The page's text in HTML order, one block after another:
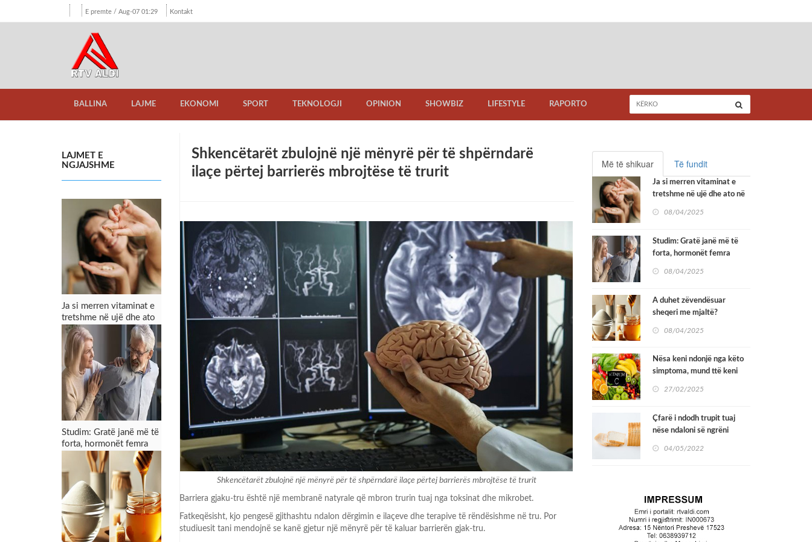
E premte / Aug-07 01:29 Kontakt
BALLINA LAJME EKONOMI SPORT TEKNOLOGJI OPINION SHOWBIZ LIFESTYLE RAPORTO
LAJMET E
NGJAJSHME
Ja si merren vitaminat e
tretshme në ujë dhe ato
në yndyrë
Studim: Gratë janë më të
forta, hormonët femra
shtypin dhimbjen më
mirë se opioidet
Shkencëtarët zbulojnë një mënyrë për të shpërndarë
ilaçe përtej barrierës mbrojtëse të trurit
Shkencëtarët zbulojnë një mënyrë për të shpërndarë ilaçe përtej barrierës mbrojtëse të trurit
Barriera gjaku-tru është një membranë natyrale që mbron trurin tuaj nga toksinat dhe mikrobet.
Fatkeqësisht, kjo pengesë gjithashtu ndalon dërgimin e ilaçeve dhe terapive të rëndësishme në tru. Por
studiuesit tani mendojnë se kanë gjetur një mënyrë për të kaluar barrierën gjak-tru.
Më të shikuar Të fundit
Ja si merren vitaminat e
tretshme në ujë dhe ato në
08/04/2025
Studim: Gratë janë më të
forta, hormonët femra
08/04/2025
A duhet zëvendësuar
sheqeri me mjaltë?
08/04/2025
Nësa keni ndonjë nga këto
simptoma, mund ttë keni
27/02/2025
Çfarë i ndodh trupit tuaj
nëse ndaloni së ngrëni
04/05/2022